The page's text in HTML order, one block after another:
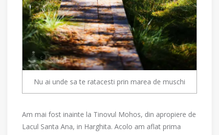
Nu ai unde sa te ratacesti prin marea de muschi
Am mai fost inainte la Tinovul Mohos, din apropiere de
Lacul Santa Ana, in Harghita. Acolo am aflat prima